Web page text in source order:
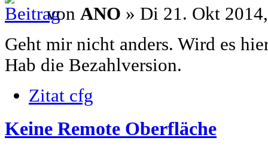
von ANO » Di 21. Okt
Geht mir nicht anders. Wird es
Hab die Bezahlversion.
Zitat cfg
Keine Remote Oberfläche